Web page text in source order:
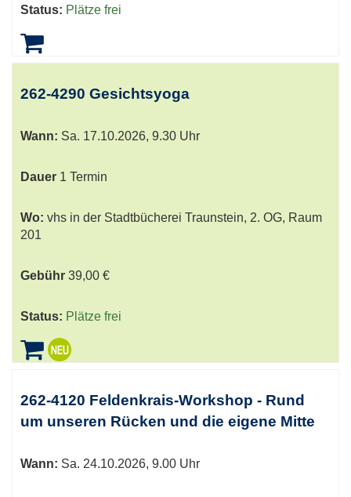
Status: Plätze frei
262-4290 Gesichtsyoga
Wann: Sa. 17.10.2026, 9.30 Uhr
Dauer 1 Termin
Wo: vhs in der Stadtbücherei Traunstein, 2. OG, Raum
201
Gebühr 39,00 €
Status: Plätze frei
262-4120 Feldenkrais-Workshop - Rund
um unseren Rücken und die eigene Mitte
Wann: Sa. 24.10.2026, 9.00 Uhr